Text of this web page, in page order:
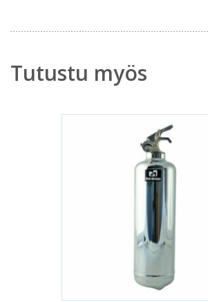
Tutustu myös